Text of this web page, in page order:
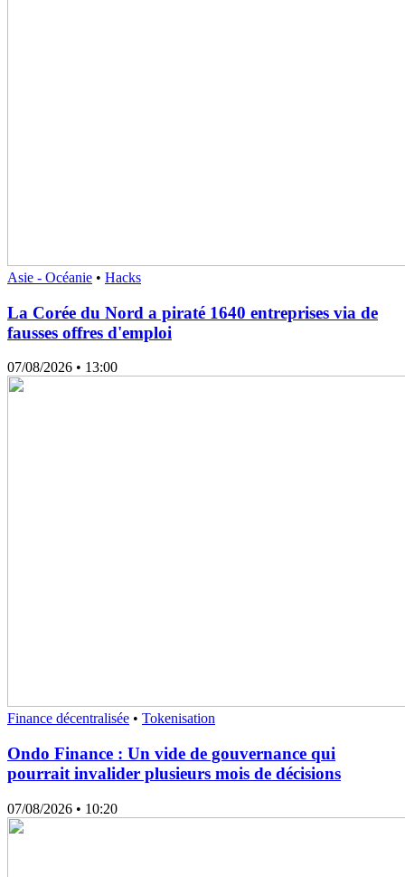
Asie - Océanie • Hacks
La Corée du Nord a piraté 1640 entreprises via de
fausses offres d'emploi
07/08/2026 • 13:00
Finance décentralisée • Tokenisation
Ondo Finance : Un vide de gouvernance qui
pourrait invalider plusieurs mois de décisions
07/08/2026 • 10:20